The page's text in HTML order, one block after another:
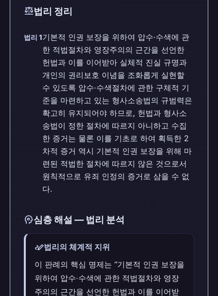
balance법리 정리
법리 1기본적 인권 보장을 위하여 압수·수색에 관
한 적법절차와 영장주의의 근간을 선언한
헌법과 이를 이어받아 실체적 진실 규명과
개인의 권리보호 이념을 조화롭게 실현할
수 있도록 압수·수색절차에 관한 구체적 기
준을 마련하고 있는 형사소송법의 규범력은
확고히 유지되어야 하므로, 헌법과 형사소
송법이 정한 절차에 따르지 아니하고 수집
한 증거는 물론 이를 기초로 하여 획득한 2
차적 증거 역시 기본적 인권 보장을 위해 마
련된 적법한 절차에 따르지 않은 것으로서
원칙적으로 유죄 인정의 증거로 삼을 수 없
다.
psychology심층 해설 — 법리 분석
stylus_note법리의 체계적 지위
이 판례의 핵심 명제는 “기본적 인권 보장을
위하여 압수·수색에 관한 적법절차와 영장
주의의 근간을 선언한 헌법과 이를 이어받